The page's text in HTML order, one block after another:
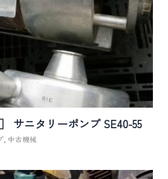
サニタリーポンプ SE40-55
, 中古機械